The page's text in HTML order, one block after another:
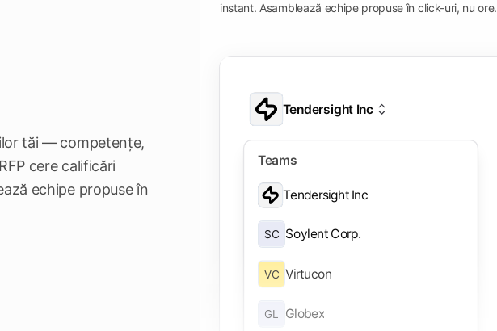
tăi — competențe,
cere calificări
echipe propuse în
instant. Asamblează echipe propuse în click-uri, nu ore.
Tendersight Inc
Dashboard
Tenders
Authorities
Tender alerts
Teams
Tendersight Inc
SC Soylent Corp.
VC Virtucon
GL Globex